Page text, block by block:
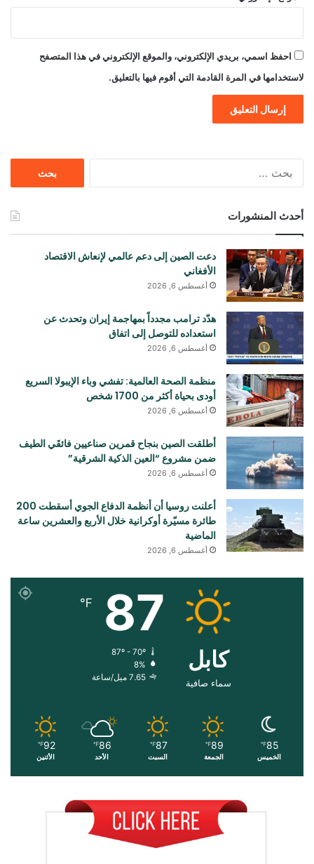
احفظ اسمي، بريدي الإلكتروني، والموقع الإلكتروني في هذا المتصفح
لاستخدامها في المرة القادمة التي أقوم فيها بالتعليق.
أحدث المنشورات
دعت الصين إلى دعم عالمي لإنعاش الاقتصاد
الأفغاني
أغسطس 6, 2026
هدّد ترامب مجدداً بمهاجمة إيران وتحدث عن
استعداده للتوصل إلى اتفاق
أغسطس 6, 2026
منظمة الصحة العالمية: تفشي وباء الإيبولا السريع
أودی بحياة أكثر من 1700 شخص
أغسطس 6, 2026
أطلقت الصين بنجاح قمرين صناعيين فائقَي الطيف
ضمن مشروع “العين الذكية الشرقية”
أغسطس 6, 2026
أعلنت روسيا أن أنظمة الدفاع الجوي أسقطت 200
طائرة مسيّرة أوكرانية خلال الأربع والعشرين ساعة
الماضية
أغسطس 6, 2026
کابل
سماء صافية
87
℉
87º - 70º
8%
7.65 ميل/ساعة
85
℉
الخميس
89
℉
الجمعة
87
℉
السبت
86
℉
الأحد
92
℉
الأثنين